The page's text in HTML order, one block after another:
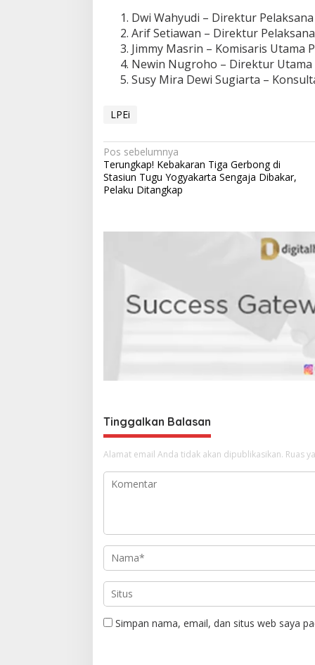
Dwi Wahyudi – Direktur Pelaksana
Arif Setiawan – Direktur Pelaksana
Jimmy Masrin – Komisaris Utama
Newin Nugroho – Direktur Utama
Susy Mira Dewi Sugiarta –
LPEi
N
a
v
g
Pos sebelumnya
Terungkap! Kebakaran Tiga Gerbong di
Stasiun Tugu Yogyakarta Sengaja Dibakar,
Pelaku Ditangkap
Tinggalkan Balasan
Alamat email Anda tidak akan dipublikasikan. Ruas
Simpan nama, email, dan situs web saya